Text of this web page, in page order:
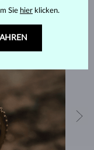
Sie hier klicken.